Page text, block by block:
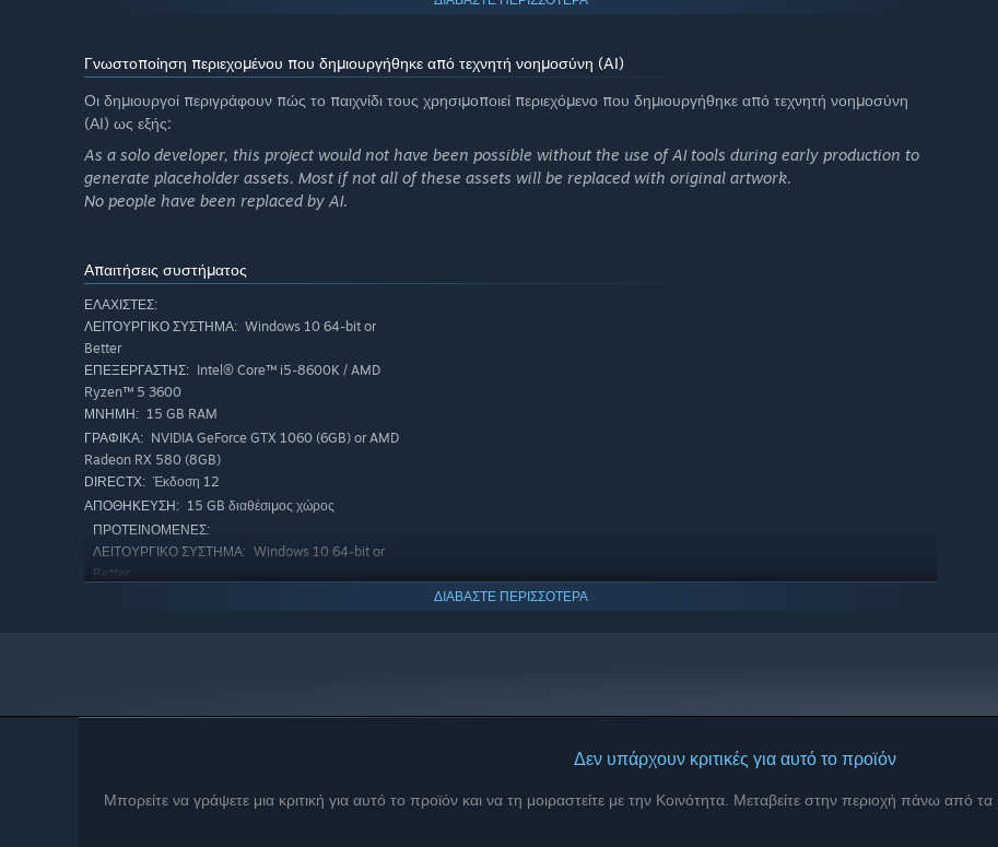
Γνωστοποίηση περιεχομένου που δημιουργήθηκε από τεχνητή νοημοσύνη (AI)
Οι δημιουργοί περιγράφουν πώς το παιχνίδι τους χρησιμοποιεί περιεχόμενο που δημιουργήθηκε από τεχνητή νοημοσύνη
(ΑΙ) ως εξής:
As a solo developer, this project would not have been possible without the use of AI tools during early production to
generate placeholder assets. Most if not all of these assets will be replaced with original artwork.
No people have been replaced by AI.
Απαιτήσεις συστήματος
ΕΛΆΧΙΣΤΕΣ:
ΛΕΙΤΟΥΡΓΙΚΌ ΣΎΣΤΗΜΑ: Windows 10 64-bit or
Better
ΕΠΕΞΕΡΓΑΣΤΉΣ: Intel® Core™ i5-8600K / AMD
Ryzen™ 5 3600
ΜΝΉΜΗ: 15 GB RAM
ΓΡΑΦΙΚΆ: NVIDIA GeForce GTX 1060 (6GB) or AMD
Radeon RX 580 (8GB)
DIRECTX: Έκδοση 12
ΑΠΟΘΉΚΕΥΣΗ: 15 GB διαθέσιμος χώρος
ΠΡΟΤΕΙΝΌΜΕΝΕΣ:
ΛΕΙΤΟΥΡΓΙΚΌ ΣΎΣΤΗΜΑ: Windows 10 64-bit or
Better
ΔΙΑΒΑΣΤΕ ΠΕΡΙΣΣΟΤΕΡΑ
Δεν υπάρχουν κριτικές για αυτό το προϊόν
Μπορείτε να γράψετε μια κριτική για αυτό το προϊόν και να τη μοιραστείτε με την Κοινότητα. Μεταβείτε στην περιοχή πάνω από